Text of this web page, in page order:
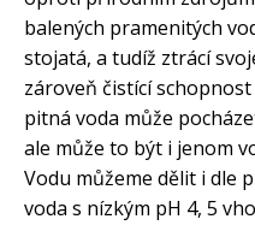
balených pramenitých
stojatá, a tudíž ztrácí
zároveň čistící
pitná voda může
ale může to být i jenom
Vodu můžeme dělit i dle
voda s nízkým pH 4, 5